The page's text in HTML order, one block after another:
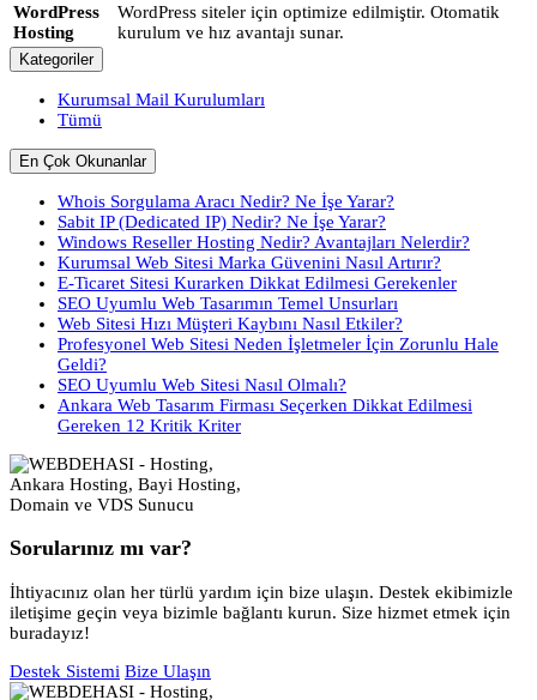
WordPress
Hosting
WordPress siteler için optimize edilmiştir. Otomatik
kurulum ve hız avantajı sunar.
Kategoriler
Kurumsal Mail Kurulumları
Tümü
En Çok Okunanlar
Whois Sorgulama Aracı Nedir? Ne İşe Yarar?
Sabit IP (Dedicated IP) Nedir? Ne İşe Yarar?
Windows Reseller Hosting Nedir? Avantajları Nelerdir?
Kurumsal Web Sitesi Marka Güvenini Nasıl Artırır?
E-Ticaret Sitesi Kurarken Dikkat Edilmesi Gerekenler
SEO Uyumlu Web Tasarımın Temel Unsurları
Web Sitesi Hızı Müşteri Kaybını Nasıl Etkiler?
Profesyonel Web Sitesi Neden İşletmeler İçin Zorunlu Hale
Geldi?
SEO Uyumlu Web Sitesi Nasıl Olmalı?
Ankara Web Tasarım Firması Seçerken Dikkat Edilmesi
Gereken 12 Kritik Kriter
Sorularınız mı var?
İhtiyacınız olan her türlü yardım için bize ulaşın. Destek ekibimizle
iletişime geçin veya bizimle bağlantı kurun. Size hizmet etmek için
buradayız!
Destek Sistemi Bize Ulaşın